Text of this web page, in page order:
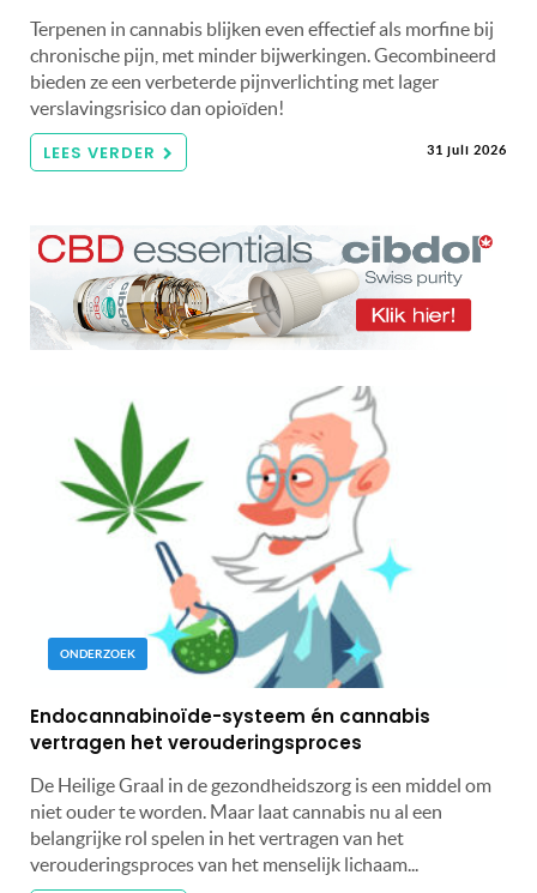
Terpenen in cannabis blijken even effectief als morfine bij
chronische pijn, met minder bijwerkingen. Gecombineerd
bieden ze een verbeterde pijnverlichting met lager
verslavingsrisico dan opioïden!
LEES VERDER 31 juli 2026
ONDERZOEK
Endocannabinoïde-systeem én cannabis
vertragen het verouderingsproces
De Heilige Graal in de gezondheidszorg is een middel om
niet ouder te worden. Maar laat cannabis nu al een
belangrijke rol spelen in het vertragen van het
verouderingsproces van het menselijk lichaam...